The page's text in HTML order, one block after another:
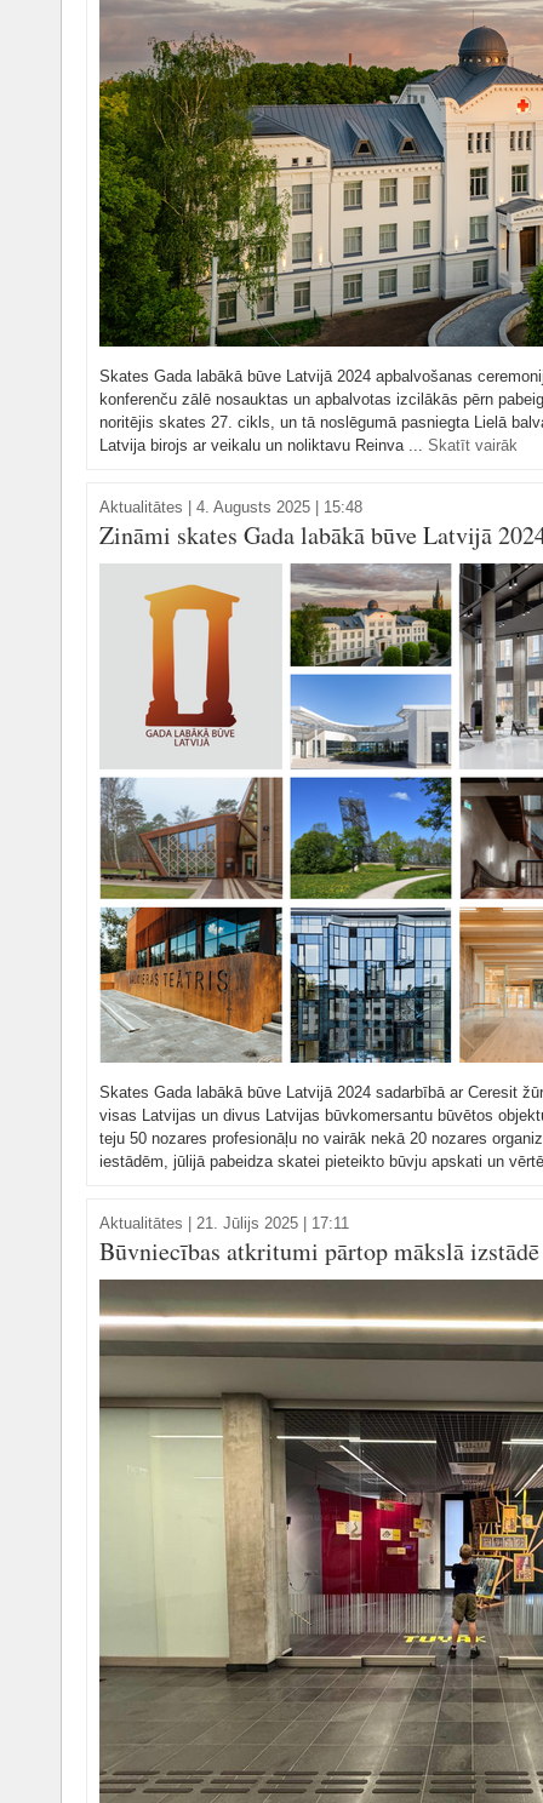
Skates Gada labākā būve Latvijā 2024 apbalvošanas
konferenču zālē nosauktas un apbalvotas izcilākās pērn
noritējis skates 27. cikls, un tā noslēgumā pasniegta Lielā
Latvija birojs ar veikalu un noliktavu Reinva ... Skatīt vairāk
Aktualitātes 4. Augusts 2025 | 15:48
Zināmi skates Gada labākā būve Latvijā
Skates Gada labākā būve Latvijā 2024 sadarbībā ar Ceresit
visas Latvijas un divus Latvijas būvkomersantu būvētos
teju 50 nozares profesionāļu no vairāk nekā 20 nozares
iestādēm, jūlijā pabeidza skatei pieteikto būvju apskati un
Aktualitātes 21. Jūlijs 2025 | 17:11
Būvniecības atkritumi pārtop mākslā